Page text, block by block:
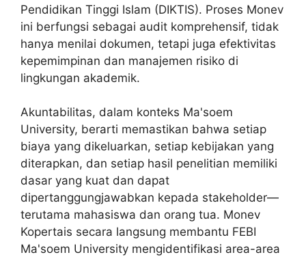
Pendidikan Tinggi Islam (DIKTIS). Proses Monev
ini berfungsi sebagai audit komprehensif, tidak
hanya menilai dokumen, tetapi juga efektivitas
kepemimpinan dan manajemen risiko di
lingkungan akademik.
Akuntabilitas, dalam konteks Ma'soem
University, berarti memastikan bahwa setiap
biaya yang dikeluarkan, setiap kebijakan yang
diterapkan, dan setiap hasil penelitian memiliki
dasar yang kuat dan dapat
dipertanggungjawabkan kepada stakeholder—
terutama mahasiswa dan orang tua. Monev
Kopertais secara langsung membantu FEBI
Ma'soem University mengidentifikasi area-area